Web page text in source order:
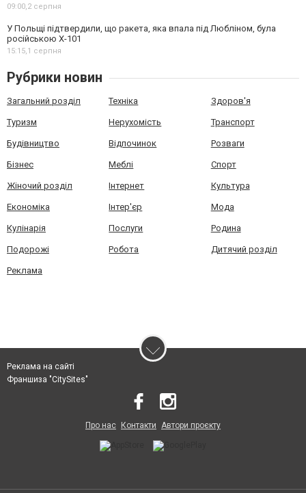
09:00,2 серпня
У Польщі підтвердили, що ракета, яка впала під Любліном, була
російською Х-101
15:15,1 серпня
Рубрики новин
Загальний розділ Техніка Здоров'я
Туризм Нерухомість Транспорт
Будівництво Відпочинок Розваги
Бізнес Меблі Спорт
Жіночий розділ Інтернет Культура
Економіка Інтер'єр Мода
Кулінарія Послуги Родина
Подорожі Робота Дитячий розділ
Реклама
Реклама на сайті
Франшиза "CitySites"
Про нас Контакти Автори проєкту